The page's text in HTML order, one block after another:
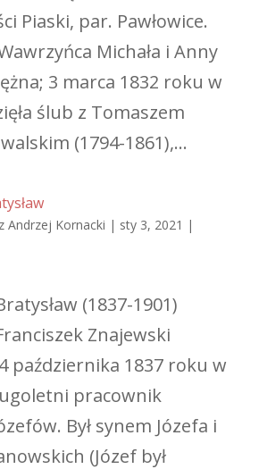
Piaski, par. Pawłowice.
Michała i Anny
3 marca 1832 roku w
ślub z Tomaszem
(1794-1861),...
Andrzej Kornacki | sty 3, 2021 |
(1837-1901)
Znajewski
października 1837 roku w
pracownik
Był synem Józefa i
(Józef był